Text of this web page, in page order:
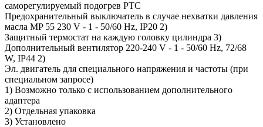
саморегулируемый подогрев PTC
Предохранительный выключатель в случае нехватки давления
масла MP 55 230 V - 1 - 50/60 Hz, IP20 2)
Защитный термостат на каждую головку цилиндра 3)
Дополнительный вентилятор 220-240 V - 1 - 50/60 Hz, 72/68
W, IP44 2)
Эл. двигатель для специального напряжения и частоты (при
специальном запросе)
1) Возможно только с использованием дополнительного
адаптера
2) Oтдельная упаковка
3) Установлено